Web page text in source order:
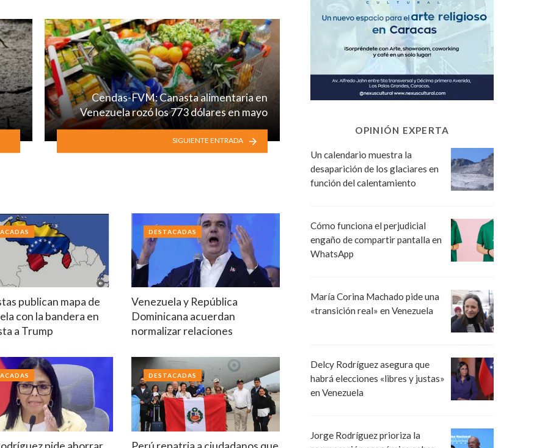
Cendas-FVM: Canasta alimentaria en
Venezuela rozó los 773 dólares en mayo
SIGUIENTE ENTRADA
publican mapa de
con la bandera en
a Trump
Venezuela y República
Dominicana acuerdan
normalizar relaciones
DESTACADAS
DESTACADAS
OPINIÓN EXPERTA
Un calendario muestra la
desaparición de los glaciares en
función del calentamiento
Cómo funciona el perjudicial
engaño de compartir pantalla en
WhatsApp
María Corina Machado pide una
«transición real» en Venezuela
Delcy Rodríguez asegura que
habrá elecciones «libres y justas»
en Venezuela
Jorge Rodríguez prioriza la